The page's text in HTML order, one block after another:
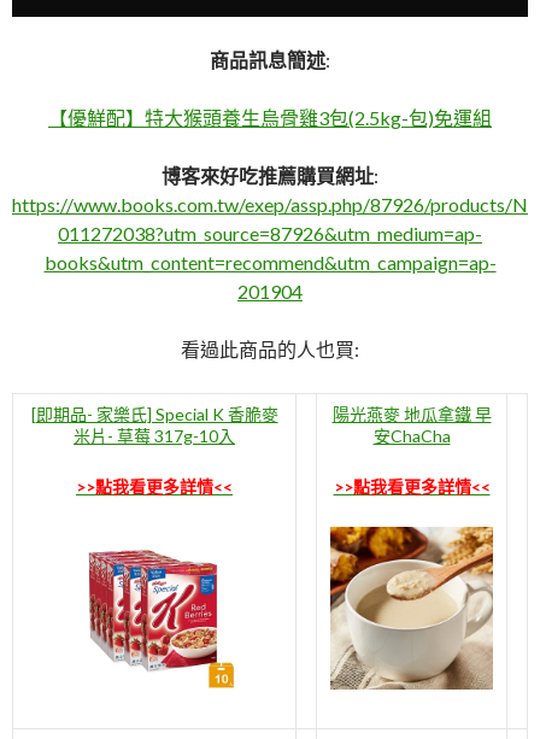
商品訊息簡述:
【優鮮配】特大猴頭養生烏骨雞3包(2.5kg-包)免運組
博客來好吃推薦購買網址:
https://www.books.com.tw/exep/assp.php/87926/products/N
011272038?utm_source=87926&utm_medium=ap-
books&utm_content=recommend&utm_campaign=ap-
201904
看過此商品的人也買:
[即期品- 家樂氏] Special K 香脆麥
米片- 草莓 317g-10入
>>點我看更多詳情<<
陽光燕麥 地瓜拿鐵 早
安ChaCha
>>點我看更多詳情<<